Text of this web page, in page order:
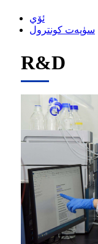
ئۆي
سۈپەت كونترول
R&D